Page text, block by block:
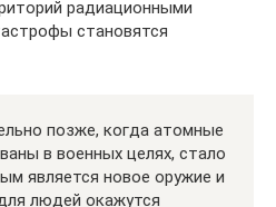
радиационными
становятся
позже, когда атомные
в военных целях, стало
является новое оружие и
людей окажутся